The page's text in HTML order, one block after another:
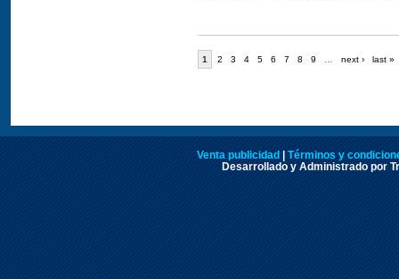
1 2 3 4 5 6 7 8 9 … next › last »
Venta publicidad
Términos y
Desarrollado y Administrado por